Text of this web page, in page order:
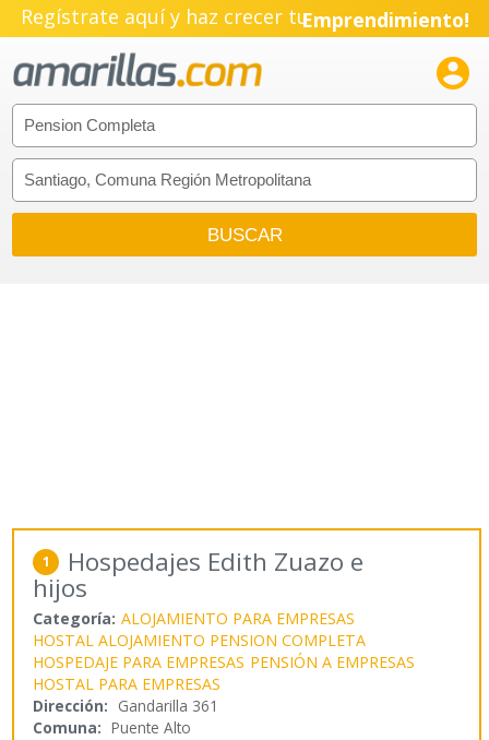
Regístrate aquí y haz crecer tuEmprendimiento!

1 Hospedajes Edith Zuazo e
hijos
Categoría: ALOJAMIENTO PARA EMPRESAS
HOSTAL ALOJAMIENTO PENSION COMPLETA
HOSPEDAJE PARA EMPRESAS PENSIÓN A EMPRESAS
HOSTAL PARA EMPRESAS
Dirección: Gandarilla 361
Comuna: Puente Alto